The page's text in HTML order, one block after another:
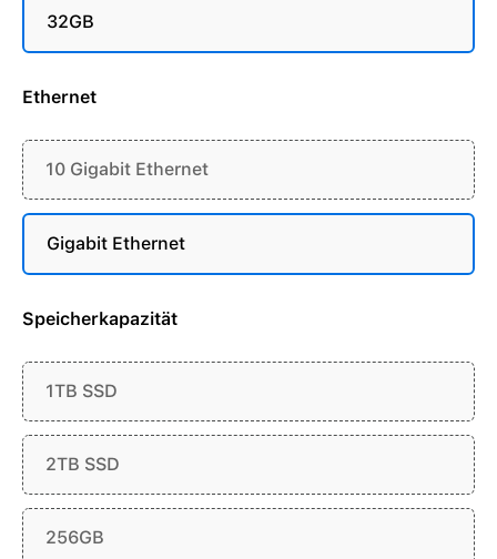
32GB
Ethernet
10 Gigabit Ethernet
Gigabit Ethernet
Speicherkapazität
1TB SSD
2TB SSD
256GB